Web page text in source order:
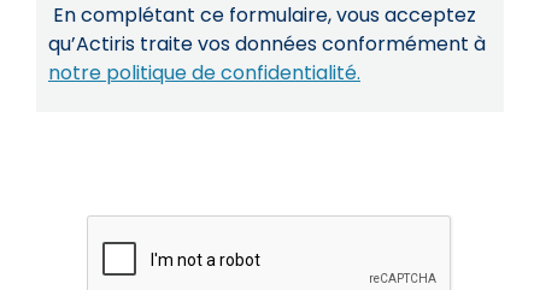
En complétant ce formulaire, vous acceptez
qu’Actiris traite vos données conformément à
notre politique de confidentialité.